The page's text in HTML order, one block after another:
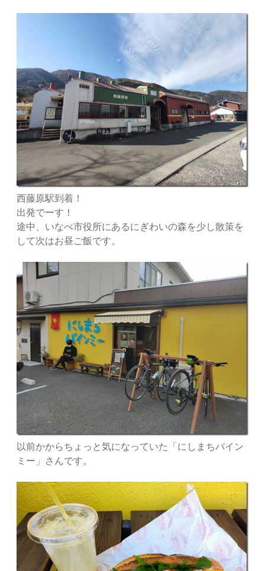
西藤原駅到着！
出発でーす！
途中、いなべ市役所にあるにぎわいの森を少し散策を
して次はお昼ご飯です。
以前かからちょっと気になっていた「にしまちバイン
ミー」さんです。